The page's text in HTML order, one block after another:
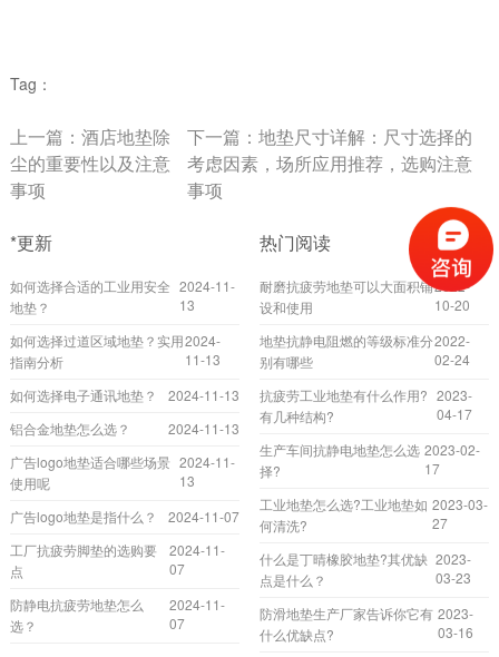
Tag：
上一篇： 酒店地垫除
尘的重要性以及注意
事项
下一篇：地垫尺寸详解：尺寸选择的
考虑因素，场所应用推荐，选购注意
事项
*更新
如何选择合适的工业用安全
地垫？
2024-11-
13
如何选择过道区域地垫？实用
指南分析
2024-
11-13
如何选择电子通讯地垫？
2024-11-13
铝合金地垫怎么选？
2024-11-13
广告logo地垫适合哪些场景
使用呢
2024-11-
13
广告logo地垫是指什么？
2024-11-07
工厂抗疲劳脚垫的选购要
点
2024-11-
07
防静电抗疲劳地垫怎么
选？
2024-11-
07
热门阅读
耐磨抗疲劳地垫可以大面积铺
设和使用
2022-
10-20
地垫抗静电阻燃的等级标准分
别有哪些
2022-
02-24
抗疲劳工业地垫有什么作用?
有几种结构?
2023-
04-17
生产车间抗静电地垫怎么选
择?
2023-02-
17
工业地垫怎么选?工业地垫如
何清洗?
2023-03-
27
什么是丁晴橡胶地垫?其优缺
点是什么？
2023-
03-23
防滑地垫生产厂家告诉你它有
什么优缺点?
2023-
03-16